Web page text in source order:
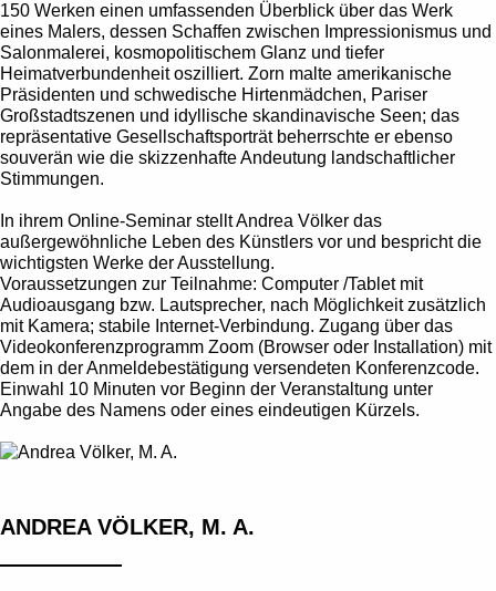
150 Werken einen umfassenden Überblick über das Werk
eines Malers, dessen Schaffen zwischen Impressionismus und
Salonmalerei, kosmopolitischem Glanz und tiefer
Heimatverbundenheit oszilliert. Zorn malte amerikanische
Präsidenten und schwedische Hirtenmädchen, Pariser
Großstadtszenen und idyllische skandinavische Seen; das
repräsentative Gesellschaftsporträt beherrschte er ebenso
souverän wie die skizzenhafte Andeutung landschaftlicher
Stimmungen.
In ihrem Online-Seminar stellt Andrea Völker das
außergewöhnliche Leben des Künstlers vor und bespricht die
wichtigsten Werke der Ausstellung.
Voraussetzungen zur Teilnahme: Computer /Tablet mit
Audioausgang bzw. Lautsprecher, nach Möglichkeit zusätzlich
mit Kamera; stabile Internet-Verbindung. Zugang über das
Videokonferenzprogramm Zoom (Browser oder Installation) mit
dem in der Anmeldebestätigung versendeten Konferenzcode.
Einwahl 10 Minuten vor Beginn der Veranstaltung unter
Angabe des Namens oder eines eindeutigen Kürzels.
ANDREA VÖLKER, M. A.